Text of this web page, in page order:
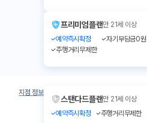
프리미엄플랜만 21세 이상
예약즉시확정
자기부담금0원
주행거리무제한
지점 정보
스탠다드플랜만 21세 이상
예약즉시확정
주행거리무제한